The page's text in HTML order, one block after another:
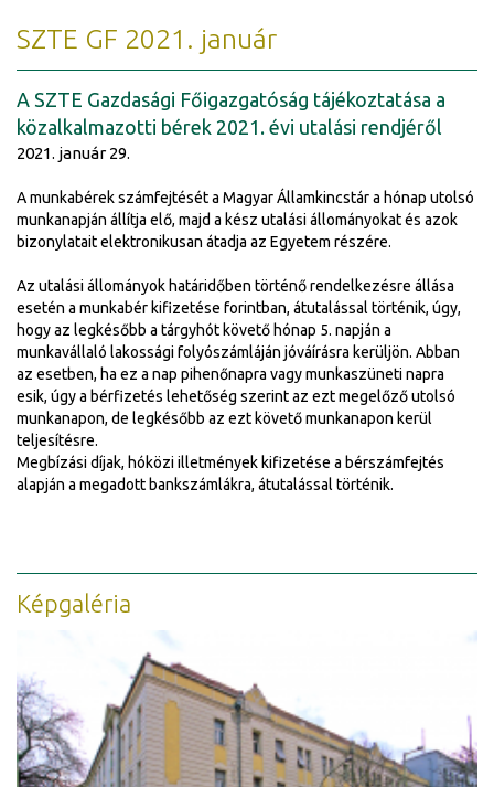
SZTE GF 2021. január
A SZTE Gazdasági Főigazgatóság tájékoztatása a
közalkalmazotti bérek 2021. évi utalási rendjéről
2021. január 29.
A munkabérek számfejtését a Magyar Államkincstár a hónap utolsó
munkanapján állítja elő, majd a kész utalási állományokat és azok
bizonylatait elektronikusan átadja az Egyetem részére.
Az utalási állományok határidőben történő rendelkezésre állása
esetén a munkabér kifizetése forintban, átutalással történik, úgy,
hogy az legkésőbb a tárgyhót követő hónap 5. napján a
munkavállaló lakossági folyószámláján jóváírásra kerüljön. Abban
az esetben, ha ez a nap pihenőnapra vagy munkaszüneti napra
esik, úgy a bérfizetés lehetőség szerint az ezt megelőző utolsó
munkanapon, de legkésőbb az ezt követő munkanapon kerül
teljesítésre.
Megbízási díjak, hóközi illetmények kifizetése a bérszámfejtés
alapján a megadott bankszámlákra, átutalással történik.
Képgaléria